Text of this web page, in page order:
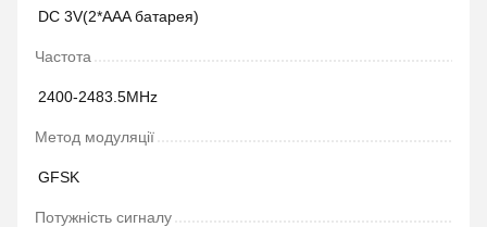
DC 3V(2*AAA батарея)
Частота
2400-2483.5MHz
Метод модуляції
GFSK
Потужність сигналу